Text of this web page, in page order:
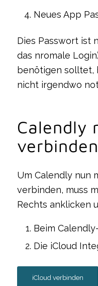
Neues App
Dies Passwort ist
das nromale
benötigen solltet,
nicht irgendwo
Calendly
verbinden
Um Calendly nun
verbinden, muss
Rechts anklicken
Beim
Die iCloud
iCloud verbinden